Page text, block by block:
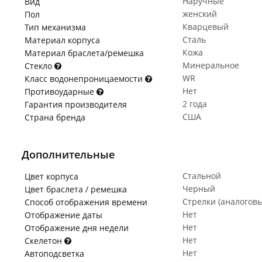
Пол
женский
Тип механизма
Кварцевый
Материал корпуса
Сталь
Материал браслета/ремешка
Кожа
Стекло
Минеральное
Класс водонепроницаемости
WR
Противоударные
Нет
Гарантия производителя
2 года
Страна бренда
США
Дополнительные
Цвет корпуса
Стальной
Цвет браслета / ремешка
Черный
Способ отображения времени
Стрелки
Отображение даты
Нет
Отображение дня недели
Нет
Скелетон
Нет
Автоподсветка
Нет